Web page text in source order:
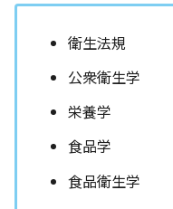
衛生法規
公衆衛生学
栄養学
食品学
食品衛生学